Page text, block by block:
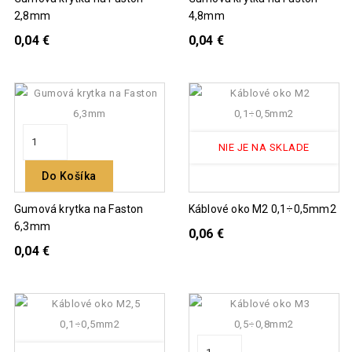
2,8mm
0,04 €
4,8mm
0,04 €
Do Košíka
Gumová krytka na Faston
6,3mm
0,04 €
NIE JE NA SKLADE
Káblové oko M2 0,1÷0,5mm2
0,06 €